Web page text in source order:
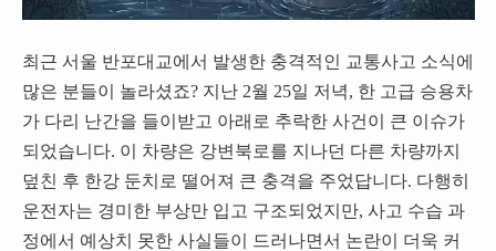
최근 서울 반포대교에서 발생한 충격적인 교통사고 소식에
많은 분들이 놀라셨죠? 지난 2월 25일 저녁, 한 고급 승용차
가 다리 난간을 들이받고 아래로 추락한 사건이 큰 이슈가
되었습니다. 이 차량은 강변북로를 지나던 다른 차량까지
덮친 후 한강 둔치로 떨어져 큰 충격을 주었답니다. 다행히
운전자는 경미한 부상만 입고 구조되었지만, 사고 수습 과
정에서 예상치 못한 사실들이 드러나면서 논란이 더욱 커